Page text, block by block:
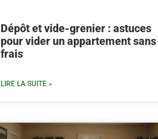
Dépôt et vide-grenier : astuces
pour vider un appartement sans
frais
LIRE LA SUITE »